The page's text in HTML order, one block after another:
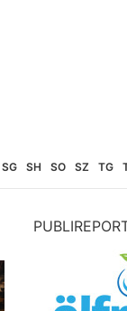
SG SH SO SZ TG